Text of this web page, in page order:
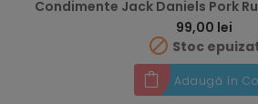
Condimente Jack Daniels Pork
99,00 lei
 Stoc
Adaugă în